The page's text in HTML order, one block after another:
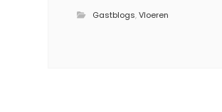
Gastblogs,Vloeren